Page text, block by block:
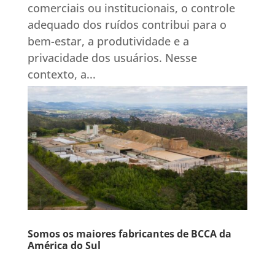
comerciais ou institucionais, o controle
adequado dos ruídos contribui para o
bem-estar, a produtividade e a
privacidade dos usuários. Nesse
contexto, a...
Somos os maiores fabricantes de BCCA da
América do Sul